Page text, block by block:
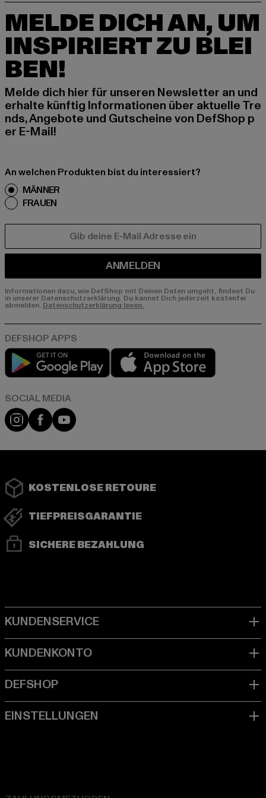
MELDE DICH AN, UM
INSPIRIERT ZU BLEI
BEN!
Melde dich hier für unseren Newsletter an und
erhalte künftig Informationen über aktuelle Tre
nds, Angebote und Gutscheine von DefShop p
er E-Mail!
An welchen Produkten bist du interessiert?
MÄNNER
FRAUEN
ANMELDEN
Informationen dazu, wie DefShop mit Deinen Daten umgeht, findest Du
in unserer Datenschutzerklärung. Du kannst Dich jederzeit kostenfei
abmelden. Datenschutzerklärung lesen.
Play market
Instagram
FacebookYouTube
KOSTENLOSE RETOURE
TIEFPREISGARANTIE
SICHERE BEZAHLUNG